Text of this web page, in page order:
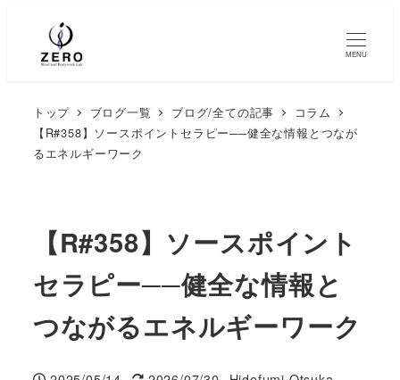
MENU
トップ ブログ一覧 ブログ/全ての記事
コラム
【R#358】ソースポイントセラピー──健全な情報とつなが
るエネルギーワーク
【R#358】ソースポイント
セラピー──健全な情報と
つながるエネルギーワーク